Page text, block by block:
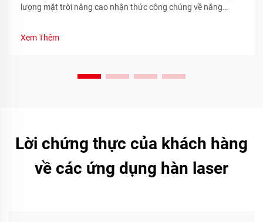
lượng mặt trời nâng cao nhận thức công chúng về năng
Xem Thêm
Lời chứng thực của khách hàng
về các ứng dụng hàn laser